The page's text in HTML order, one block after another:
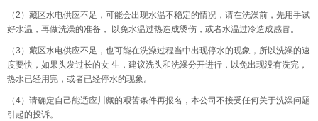
（2）藏区水电供应不足，可能会出现水温不稳定的情况，请在洗澡前，先用手试
好水温，再做洗澡的准备， 以免水温过热造成烫伤，或者水温过冷造成感冒。
（3）藏区水电供应不足，也可能在洗澡过程当中出现停水的现象，所以洗澡的速
度要快，如果头发过长的女 生，建议洗头和洗澡分开进行，以免出现没有洗完，
热水已经用完，或者已经停水的现象。
（4）请确定自己能适应川藏的艰苦条件再报名，本公司不接受任何关于洗澡问题
引起的投诉。